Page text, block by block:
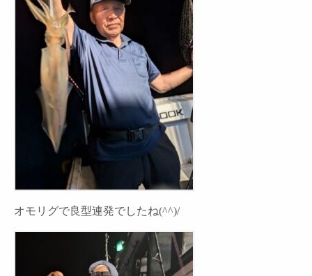
オモリグで良型連発でしたね(^^)/